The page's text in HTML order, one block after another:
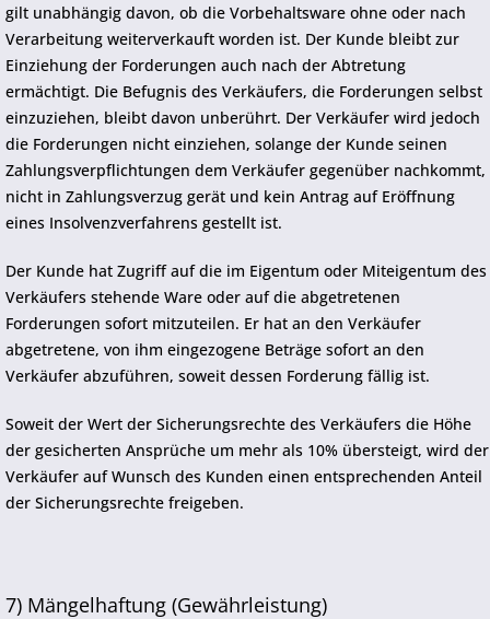
gilt unabhängig davon, ob die Vorbehaltsware ohne oder nach
Verarbeitung weiterverkauft worden ist. Der Kunde bleibt zur
Einziehung der Forderungen auch nach der Abtretung
ermächtigt. Die Befugnis des Verkäufers, die Forderungen selbst
einzuziehen, bleibt davon unberührt. Der Verkäufer wird jedoch
die Forderungen nicht einziehen, solange der Kunde seinen
Zahlungsverpflichtungen dem Verkäufer gegenüber nachkommt,
nicht in Zahlungsverzug gerät und kein Antrag auf Eröffnung
eines Insolvenzverfahrens gestellt ist.
Der Kunde hat Zugriff auf die im Eigentum oder Miteigentum des
Verkäufers stehende Ware oder auf die abgetretenen
Forderungen sofort mitzuteilen. Er hat an den Verkäufer
abgetretene, von ihm eingezogene Beträge sofort an den
Verkäufer abzuführen, soweit dessen Forderung fällig ist.
Soweit der Wert der Sicherungsrechte des Verkäufers die Höhe
der gesicherten Ansprüche um mehr als 10% übersteigt, wird der
Verkäufer auf Wunsch des Kunden einen entsprechenden Anteil
der Sicherungsrechte freigeben.
7) Mängelhaftung (Gewährleistung)